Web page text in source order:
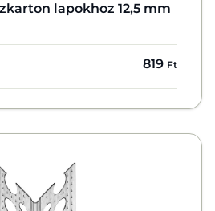
lapokhoz 12,5 mm
819 Ft